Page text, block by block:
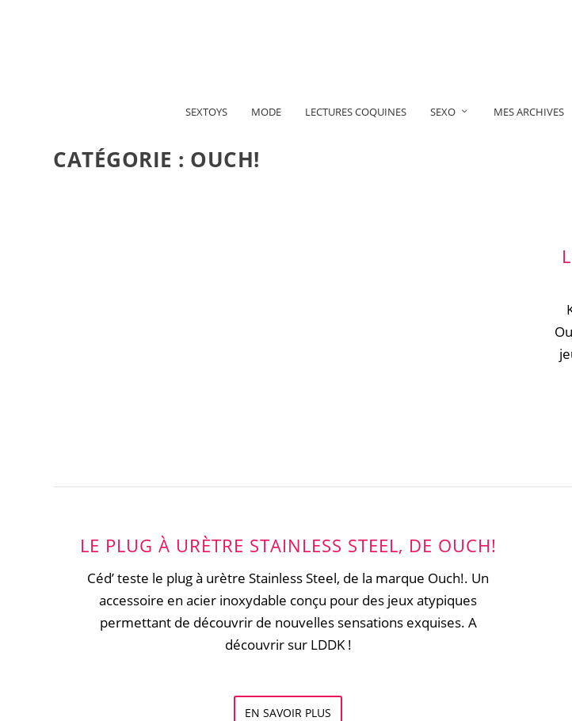
SEXTOYS MODE LECTURES COQUINES SEXO MES ARCHIVES
CATÉGORIE : OUCH!
LE PLUG À URÈTRE STAINLESS STEEL, DE OUCH!
Céd’ teste le plug à urètre Stainless Steel, de la marque Ouch!. Un
accessoire en acier inoxydable conçu pour des jeux atypiques
permettant de découvrir de nouvelles sensations exquises. A
découvrir sur LDDK !
EN SAVOIR PLUS